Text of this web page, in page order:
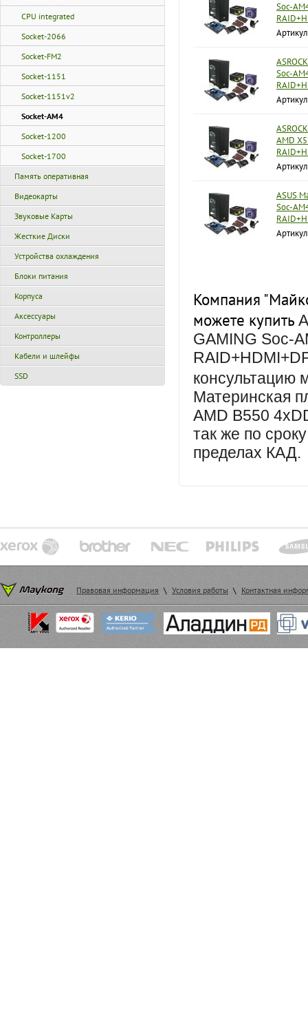
CPU integrated
Socket-2066
Socket-FM2
Socket-1151
Socket-1151v2
Socket-AM4
Socket-1200
Socket-1700
Память оперативная
Видеокарты
Звуковые Карты
Жесткие Диски
Устройства охлаждения
Блоки питания
Корпуса
Аксессуары
Контроллеры
Кабели и шлейфы
SSD
Soc-
Soc-
AMD
ASUS
Soc-
Компания
можете купить
GAMING Soc-
консультацию
Материнская
AMD B550
так же по
пределах КАД.
Правовая информация \ Условия работы \ Контактная